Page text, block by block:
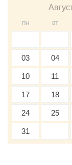
ПН ВТ
03 04
10 11
17 18
24 25
31